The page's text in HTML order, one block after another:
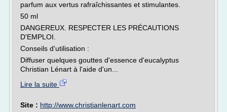
parfum aux vertus rafraîchissantes et stimulantes.
50 ml
DANGEREUX. RESPECTER LES PRÉCAUTIONS
D'EMPLOI.
Conseils d'utilisation :
Diffuser quelques gouttes d'essence d'eucalyptus
Christian Lénart à l'aide d'un...
Lire la suite
Site : http://www.christianlenart.com